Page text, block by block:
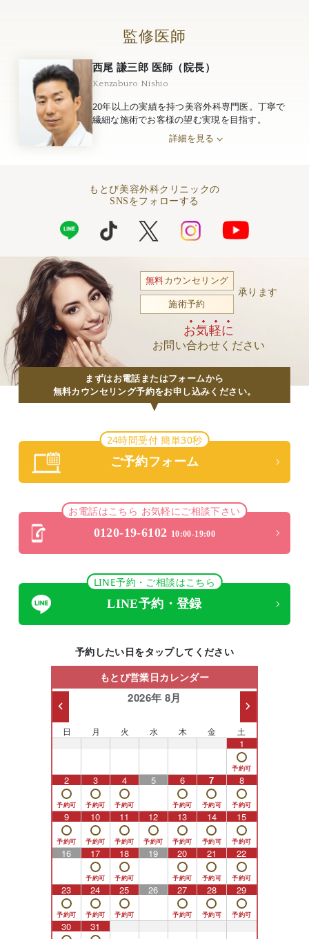
監修医師
西尾 謙三郎 医師（院長）
Kenzaburo Nishio
20年以上の実績を持つ美容外科専門医。丁寧で
繊細な施術でお客様の望む実現を目指す。
詳細を見る
もとび美容外科クリニックの
SNSをフォローする
無料カウンセリング
施術予約
承ります
お気軽に
お問い合わせください
まずはお電話またはフォームから
無料カウンセリング予約をお申し込みください。
24時間受付 簡単30秒
ご予約フォーム
お電話はこちら お気軽にご相談下さい
0120-19-6102 10:00-19:00
LINE予約・ご相談はこちら
LINE予約・登録
予約したい日をタップしてください
もとび営業日カレンダー
2026年 8月
日 月 火 水 木 金 土
1
2 3 4 5 6 7 8
9 10 11 12 13 14 15
16 17 18 19 20 21 22
23 24 25 26 27 28 29
30 31